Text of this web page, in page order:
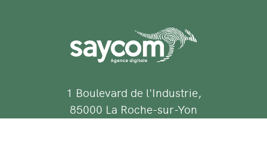
1 Boulevard de l'Industrie,
85000 La Roche-sur-Yon